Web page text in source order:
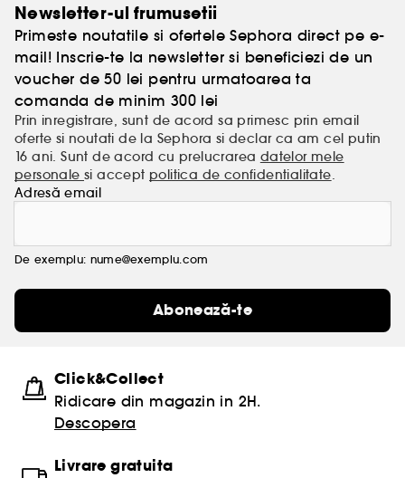
Newsletter-ul frumusetii
Primeste noutatile si ofertele Sephora direct pe e-
mail! Inscrie-te la newsletter si beneficiezi de un
voucher de 50 lei pentru urmatoarea ta
comanda de minim 300 lei
Prin inregistrare, sunt de acord sa primesc prin email
oferte si noutati de la Sephora si declar ca am cel putin
16 ani. Sunt de acord cu prelucrarea datelor mele
personalesi accept politica de confidentialitate.
Adresă email
De exemplu: nume@exemplu.com
Abonează-te
Click&Collect
Ridicare din magazin in 2H.
Descopera
Livrare gratuita